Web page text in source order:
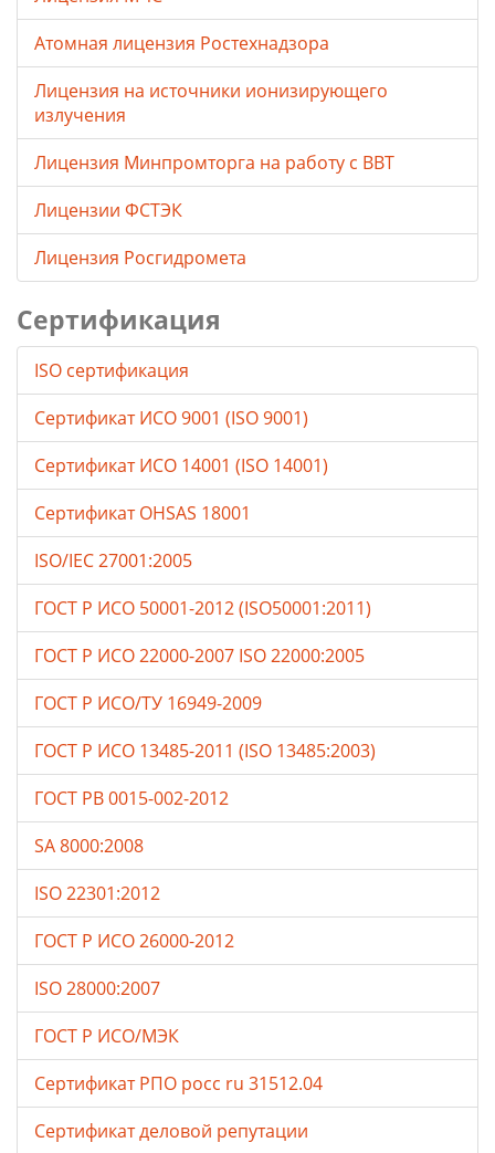
Атомная лицензия Ростехнадзора
Лицензия на источники ионизирующего
излучения
Лицензия Минпромторга на работу с ВВТ
Лицензии ФСТЭК
Лицензия Росгидромета
Сертификация
ISO сертификация
Сертификат ИСО 9001 (ISO 9001)
Сертификат ИСО 14001 (ISO 14001)
Сертификат OHSAS 18001
ISO/IEC 27001:2005
ГОСТ Р ИСО 50001-2012 (ISO50001:2011)
ГОСТ Р ИСО 22000-2007 ISO 22000:2005
ГОСТ Р ИСО/ТУ 16949-2009
ГОСТ Р ИСО 13485-2011 (ISO 13485:2003)
ГОСТ РВ 0015-002-2012
SA 8000:2008
ISO 22301:2012
ГОСТ Р ИСО 26000-2012
ISO 28000:2007
ГОСТ Р ИСО/МЭК
Сертификат РПО росс ru 31512.04
Сертификат деловой репутации